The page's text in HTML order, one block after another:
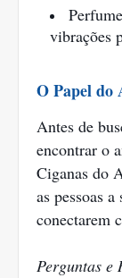
vibrações
O Papel
Antes de
encontrar o
Ciganas do
as pessoas
conectarem
Perguntas e